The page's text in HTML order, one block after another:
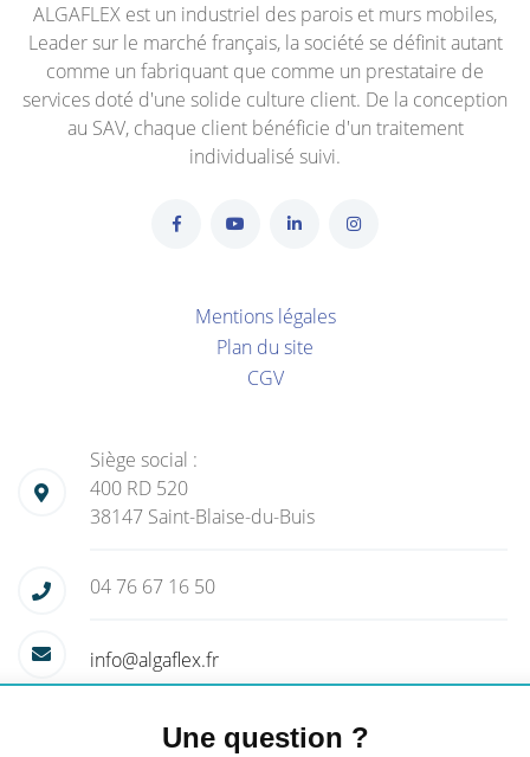
ALGAFLEX est un industriel des parois et murs mobiles,
Leader sur le marché français, la société se définit autant
comme un fabriquant que comme un prestataire de
services doté d'une solide culture client. De la conception
au SAV, chaque client bénéficie d'un traitement
individualisé suivi.
Mentions légales
Plan du site
CGV
Une question ?
Siège social :
400 RD 520
38147 Saint-Blaise-du-Buis
04 76 67 16 50
info@algaflex.fr